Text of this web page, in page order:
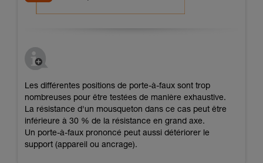
Les différentes positions de porte-à-faux sont trop
nombreuses pour être testées de manière exhaustive.
La résistance d'un mousqueton dans ce cas peut être
inférieure à 30 % de la résistance en grand axe.
Un porte-à-faux prononcé peut aussi détériorer le
support (appareil ou ancrage).